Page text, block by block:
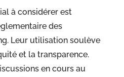
à considérer est
des
Leur utilisation soulève
et la transparence.
en cours au